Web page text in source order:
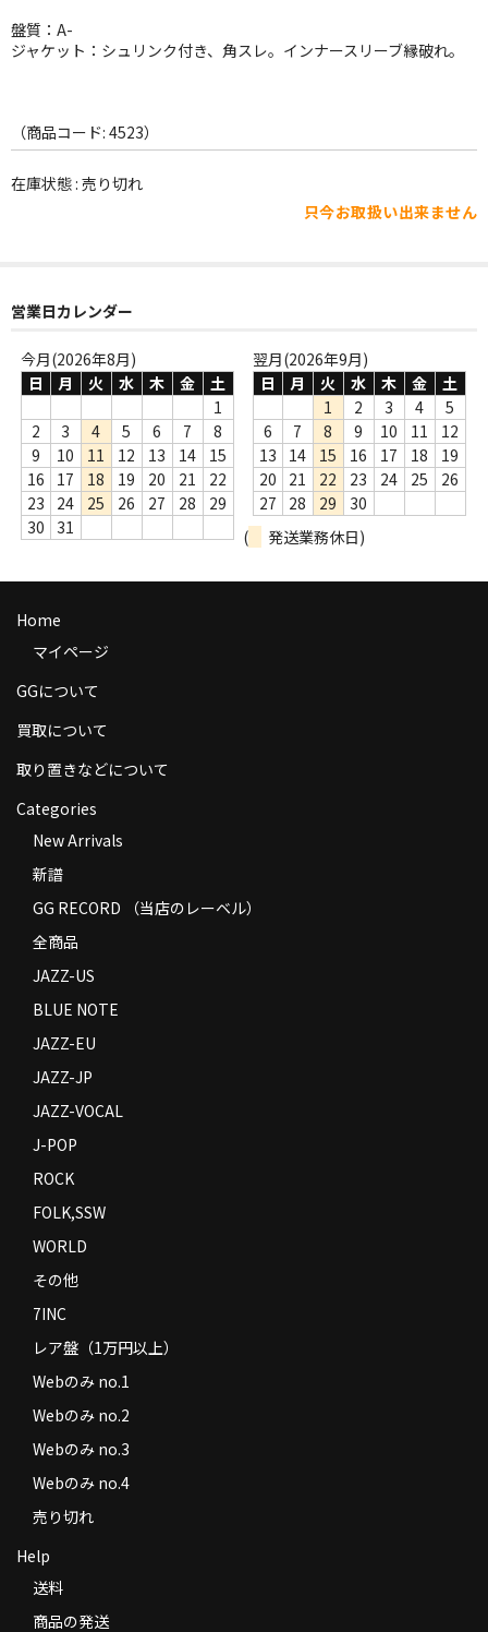
J-POP
FOLK,SSW
レア盤（1万円以上）
Webのみ no.1
Webのみ no.2
Webのみ no.3
Webのみ no.4
売り切れ
Help
送料
お支払い方法
返品
コンディション
特定商取引法に基づく表示
Contact
盤質：A-
ジャケット：シュリンク付き、角スレ。インナースリーブ縁破れ。
（商品コード: 4523）
在庫状態 : 売り切れ
只今お取扱い出来ません
営業日カレンダー
今月(2026年8月)
日
月 火 水 木 金
土
1
2
3 4 5 6 7
8
9
10 11 12 13 14
15
16
17 18 19 20 21
22
23
24 25 26 27 28
29
30
31
翌月(2026年9月)
日
月 火 水 木 金
土
1
2 3 4
5
6
7 8 9 10 11
12
13
14 15 16 17 18
19
20
21 22 23 24 25
26
27
28 29
30
(
発送業務休日)
Home
マイページ
GGについて
買取について
取り置きなどについて
Categories
New Arrivals
新譜
GG RECORD （当店のレーベル）
全商品
JAZZ-US
BLUE NOTE
JAZZ-EU
JAZZ-JP
JAZZ-VOCAL
J-POP
ROCK
FOLK,SSW
WORLD
その他
7INC
レア盤（1万円以上）
Webのみ no.1
Webのみ no.2
Webのみ no.3
Webのみ no.4
売り切れ
Help
送料
商品の発送